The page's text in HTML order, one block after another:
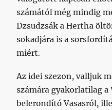
számától még mindig
Dzsudzsák a Hertha
sokadjára is a
miért.
Az idei szezon, valljuk
számára gyakorlatilag
belerondító Vasasról,